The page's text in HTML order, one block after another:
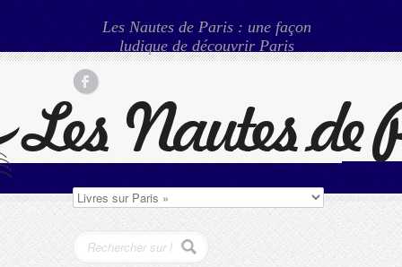
Les Nautes de Paris : une façon
ludique de découvrir Paris